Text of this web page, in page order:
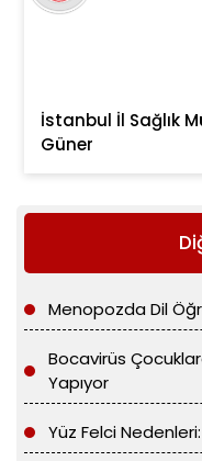
İstanbul İl Sağlık
Güner
Menopozda Dil
Bocavirüs
Yapıyor
Yüz Felci